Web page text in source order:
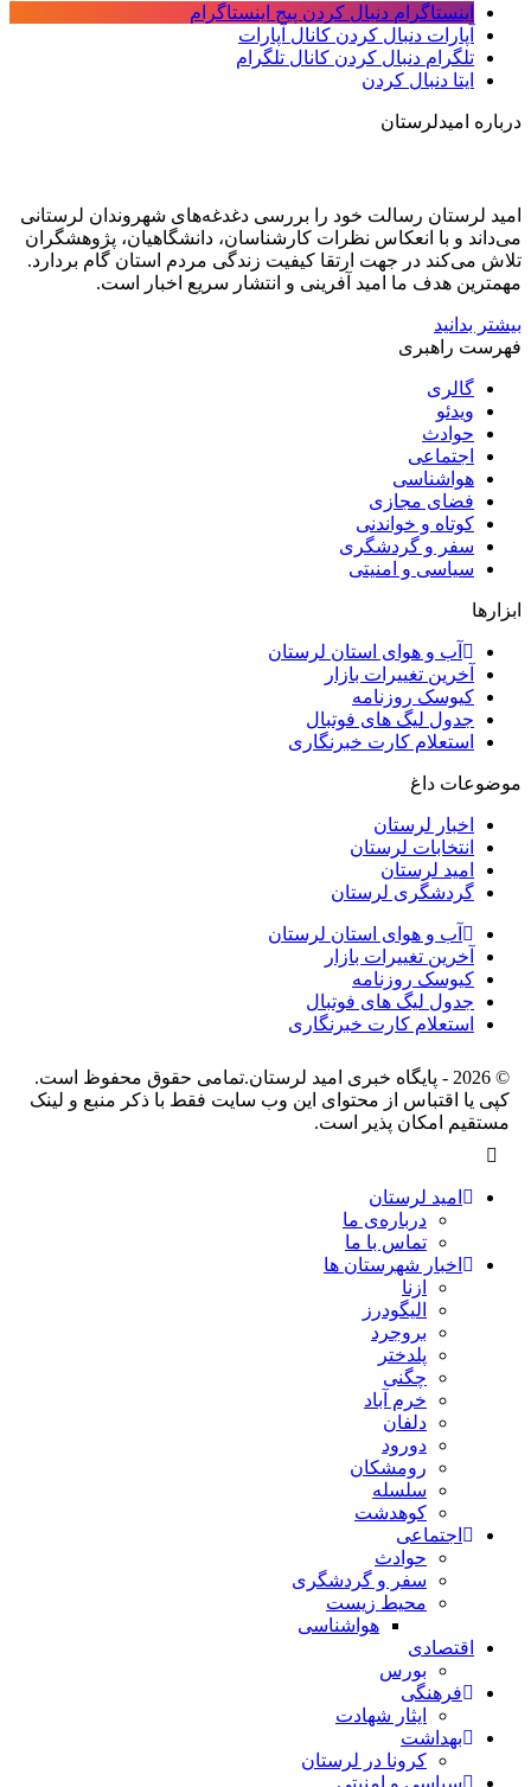
اینستاگرام دنبال کردن پیج اینستاگرام
آپارات دنبال کردن کانال آپارات
تلگرام دنبال کردن کانال تلگرام
ایتا دنبال کردن
درباره امیدلرستان
امید لرستان رسالت خود را بررسی دغدغه‌های شهروندان لرستانی
می‌داند و با انعکاس نظرات کارشناسان، دانشگاهیان، پژوهشگران
تلاش می‌کند در جهت ارتقا کیفیت زندگی مردم استان گام بردارد.
مهمترین هدف ما امید آفرینی و انتشار سریع اخبار است.
بیشتر بدانید
فهرست راهبری
گالری
ویدئو
حوادث
اجتماعی
هواشناسی
فضای مجازی
کوتاه و خواندنی
سفر و گردشگری
سیاسی و امنیتی
ابزارها
آب و هوای استان لرستان
آخرین تغییرات بازار
کیوسک روزنامه
جدول لیگ های فوتبال
استعلام کارت خبرنگاری
موضوعات داغ
اخبار لرستان
انتخابات لرستان
امید لرستان
گردشگری لرستان
آب و هوای استان لرستان
آخرین تغییرات بازار
کیوسک روزنامه
جدول لیگ های فوتبال
استعلام کارت خبرنگاری
© 2026 - پایگاه خبری اميد لرستان.تمامی حقوق محفوظ است.
کپی یا اقتباس از محتوای این وب سایت فقط با ذکر منبع و لینک
مستقیم امکان پذیر است.
امید لرستان
درباره‌ی ما
تماس با ما
اخبار شهرستان ها
ازنا
الیگودرز
بروجرد
پلدختر
چگنی
خرم آباد
دلفان
دورود
رومشکان
سلسله
کوهدشت
اجتماعی
حوادث
سفر و گردشگری
محیط زیست
هواشناسی
اقتصادی
بورس
فرهنگی
ایثار شهادت
بهداشت
کرونا در لرستان
سیاسی و امنیتی